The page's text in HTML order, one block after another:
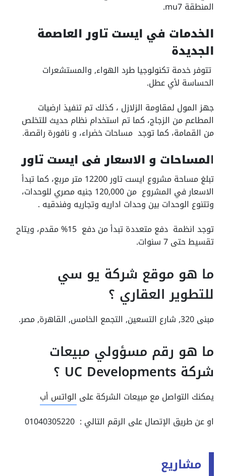
المنطقة mu7.
الخدمات في ايست تاور العاصمة
الجديدة
تتوفر خدمة تكنولوجيا طرد الهواء, والمستشعرات
الحساسة لأي عطل.
جهز المول لمقاومة الزلازل ، كذلك تم تنفيذ ارضيات
المطاعم من الزجاج، كما تم استخدام نظام حديث للتخلص
من القمامة، كما توجد مساحات خضراء، و نافورة راقصة.
المساحات و الاسعار فى ايست تاور
تبلغ مساحة مشروع ايست تاور 12200 متر مربع، كما تبدأ
الاسعار في المشروع من 120,000 جنيه مصري للوحدات،
وتتنوع الوحدات بين وحدات اداريه وتجاريه وفندقيه .
توجد انظمة دفع متعددة تبدأ من دفع 15% مقدم، ويتاح
تقسيط حتى 7 سنوات.
ما هو موقع شركة يو سي
للتطوير العقاري ؟
مبنى 320, شارع التسعين, التجمع الخامس, القاهرة, مصر.
ما هو رقم مسؤولي مبيعات
شركة UC Developments ؟
يمكنك التواصل مع مبيعات الشركة على الواتس أب
او عن طريق الإتصال على الرقم التالي : 01040305220
مشاريع